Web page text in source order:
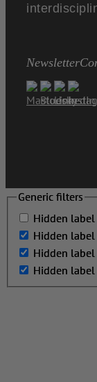
Newsletter
Generic filters
Hidden label
Hidden label
Hidden label
Hidden label
Generic filters
Hidden label
Hidden label
Hidden label
Hidden label